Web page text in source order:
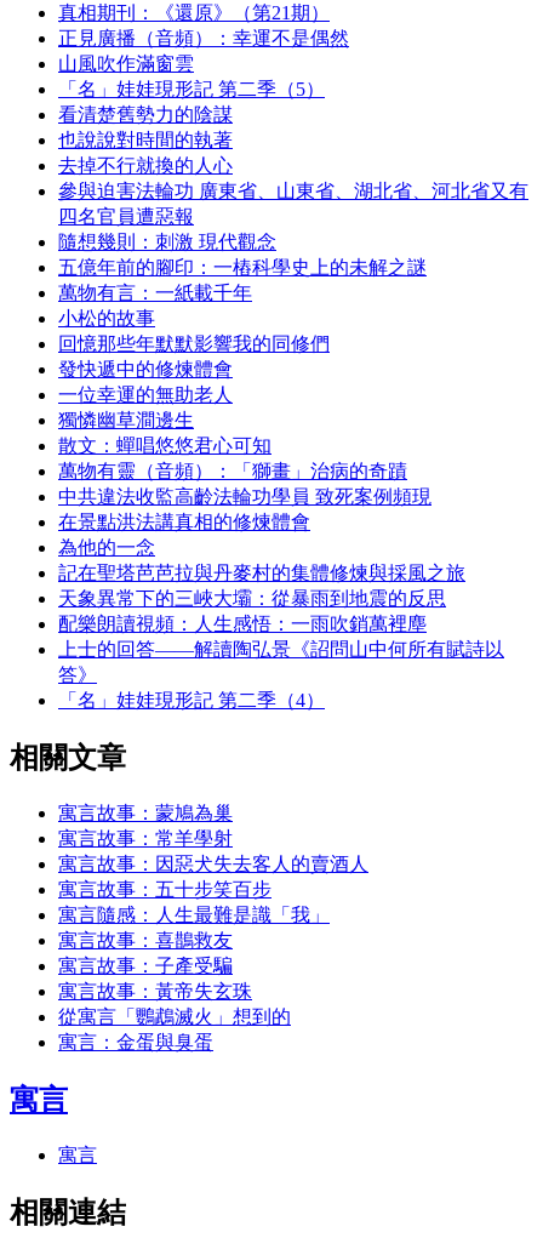
真相期刊：《還原》（第21期）
正見廣播（音頻）：幸運不是偶然
山風吹作滿窗雲
「名」娃娃現形記 第二季（5）
看清楚舊勢力的陰謀
也說說對時間的執著
去掉不行就換的人心
參與迫害法輪功 廣東省、山東省、湖北省、河北省又有
四名官員遭惡報
隨想幾則：刺激 現代觀念
五億年前的腳印：一樁科學史上的未解之謎
萬物有言：一紙載千年
小松的故事
回憶那些年默默影響我的同修們
發快遞中的修煉體會
一位幸運的無助老人
獨憐幽草澗邊生
散文：蟬唱悠悠君心可知
萬物有靈（音頻）：「獅畫」治病的奇蹟
中共違法收監高齡法輪功學員 致死案例頻現
在景點洪法講真相的修煉體會
為他的一念
記在聖塔芭芭拉與丹麥村的集體修煉與採風之旅
天象異常下的三峽大壩：從暴雨到地震的反思
配樂朗讀視頻：人生感悟：一雨吹銷萬裡塵
上士的回答——解讀陶弘景《詔問山中何所有賦詩以
答》
「名」娃娃現形記 第二季（4）
相關文章
寓言故事：蒙鳩為巢
寓言故事：常羊學射
寓言故事：因惡犬失去客人的賣酒人
寓言故事：五十步笑百步
寓言隨感：人生最難是識「我」
寓言故事：喜鵲救友
寓言故事：子產受騙
寓言故事：黃帝失玄珠
從寓言「鸚鵡滅火」想到的
寓言：金蛋與臭蛋
寓言
寓言
相關連結